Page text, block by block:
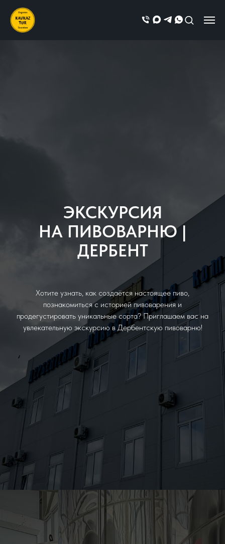
ЭКСКУРСИЯ
НА ПИВОВАРНЮ |
ДЕРБЕНТ
Хотите узнать, как создаётся настоящее пиво,
познакомиться с историей пивоварения и
продегустировать уникальные сорта? Приглашаем вас на
увлекательную экскурсию в Дербентскую пивоварню!